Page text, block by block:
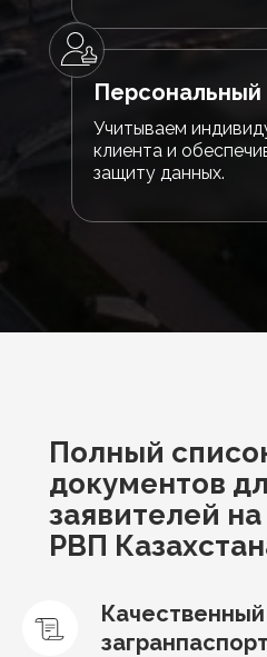
Учитываем
клиента и
защиту данных.
Полный
документов
заявителей
РВП